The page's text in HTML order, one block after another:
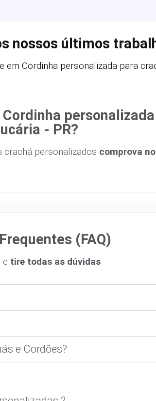
nossos últimos
em Cordinha personalizada para
- PR?
crachá personalizados comprova
(FAQ)
e tire todas as dúvidas
e Cordões?